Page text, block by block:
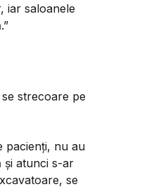
iar saloanele
strecoare pe
pacienți, nu au
și atunci s-ar
se